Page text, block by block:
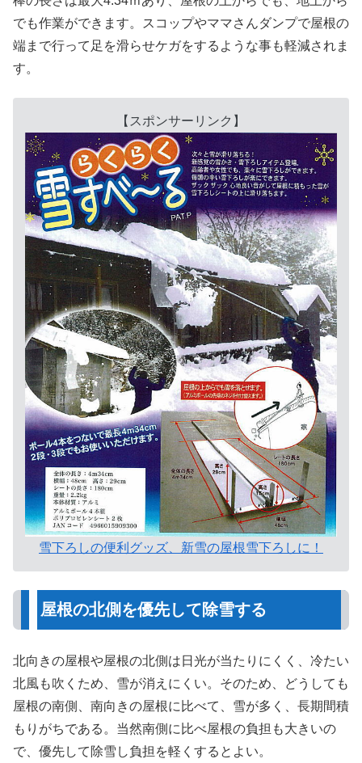
でも作業ができます。スコップやママさんダンプで屋根の
端まで行って足を滑らせケガをするような事も軽減されま
す。
【スポンサーリンク】
雪下ろしの便利グッズ、新雪の屋根雪下ろしに！
屋根の北側を優先して除雪する
北向きの屋根や屋根の北側は日光が当たりにくく、冷たい
北風も吹くため、雪が消えにくい。そのため、どうしても
屋根の南側、南向きの屋根に比べて、雪が多く、長期間積
もりがちである。当然南側に比べ屋根の負担も大きいの
で、優先して除雪し負担を軽くするとよい。